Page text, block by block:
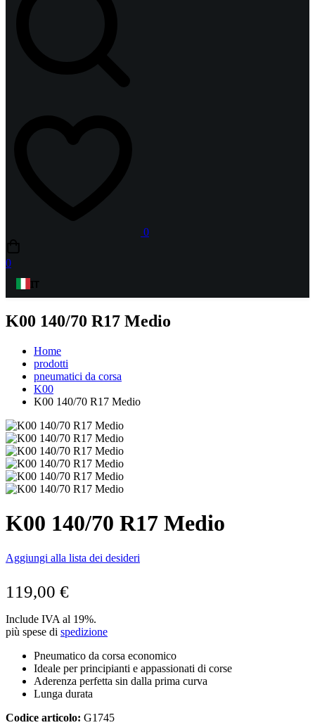
0
0
IT
K00 140/70 R17 Medio
Home
prodotti
pneumatici da corsa
K00
K00 140/70 R17 Medio
K00 140/70 R17 Medio
Aggiungi alla lista dei desideri
119,00 €
Include IVA al 19%.
più spese di spedizione
Pneumatico da corsa economico
Ideale per principianti e appassionati di corse
Aderenza perfetta sin dalla prima curva
Lunga durata
Codice articolo: G1745